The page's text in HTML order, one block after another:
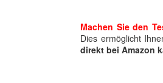
Machen Sie den
Dies ermöglicht
direkt bei Amazon